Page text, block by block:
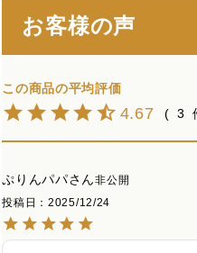
お客様の声
4.67 3
ぷりんパパ
非公開
投稿日
2025/12/24